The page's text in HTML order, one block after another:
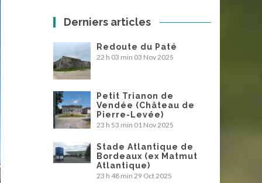
Derniers articles
Redoute du Paté
22 h 03 min 03 Nov 2025
Petit Trianon de
Vendée (Château de
Pierre-Levée)
23 h 53 min 01 Nov 2025
Stade Atlantique de
Bordeaux (ex Matmut
Atlantique)
23 h 48 min 29 Oct 2025